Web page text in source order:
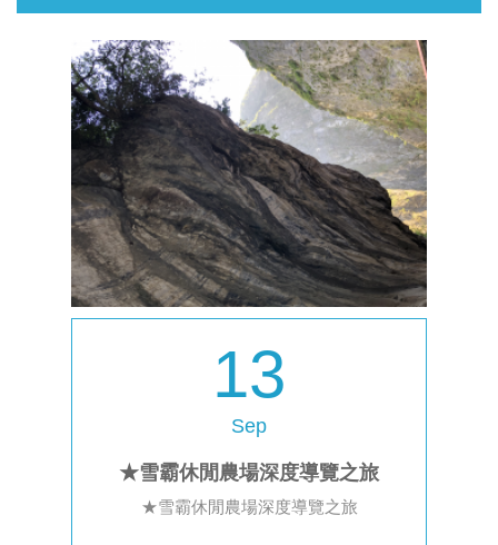
13
Sep
★雪霸休閒農場深度導覽之旅
★雪霸休閒農場深度導覽之旅